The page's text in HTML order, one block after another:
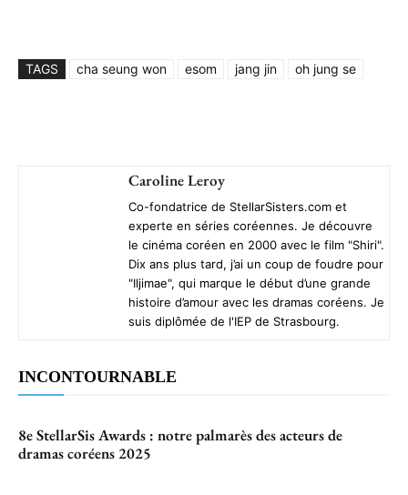
TAGS cha seung won esom jang jin oh jung se
Caroline Leroy
Co-fondatrice de StellarSisters.com et
experte en séries coréennes. Je découvre
le cinéma coréen en 2000 avec le film "Shiri".
Dix ans plus tard, j’ai un coup de foudre pour
"Iljimae", qui marque le début d’une grande
histoire d’amour avec les dramas coréens. Je
suis diplômée de l'IEP de Strasbourg.
INCONTOURNABLE
8e StellarSis Awards : notre palmarès des acteurs de
dramas coréens 2025